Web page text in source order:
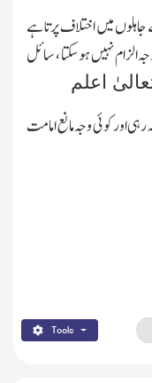
میں اختلاف پرتا ہے
الزام نہیں ہوسکتا ، سائل
اعلم
اور کوئی وجہ مانع امامت
Tools